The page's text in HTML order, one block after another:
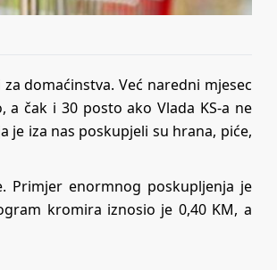
domaćinstva. Već naredni mjesec
čak i 30 posto ako Vlada KS-a ne
iza nas poskupjeli su hrana, piće,
Primjer enormnog poskupljenja je
kromira iznosio je 0,40 KM, a